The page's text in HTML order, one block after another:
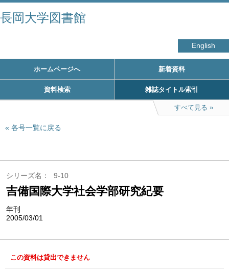
長岡大学図書館
English
ホームページへ 新着資料
資料検索 雑誌タイトル索引
すべて見る
各号一覧に戻る
シリーズ名 9-10
吉備国際大学社会学部研究紀要
年刊
2005/03/01
この資料は貸出できません